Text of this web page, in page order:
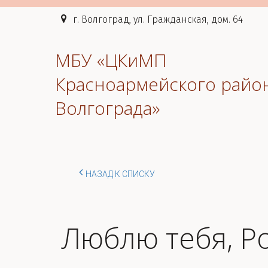
г. Волгоград, ул. Гражданская, дом. 64
МБУ «ЦКиМП
Красноармейского
Волгограда»
НАЗАД К СПИСКУ
Люблю тебя,